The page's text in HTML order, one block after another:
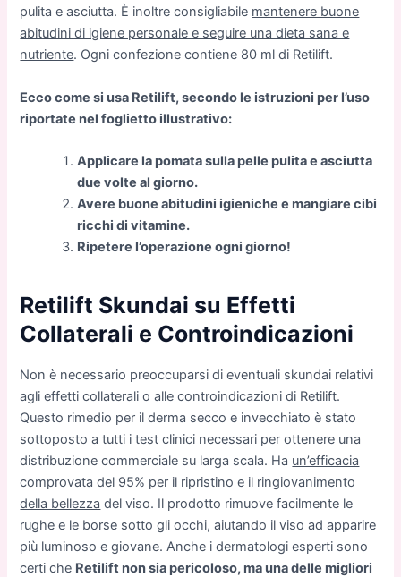
pulita e asciutta. È inoltre consigliabile mantenere buone
abitudini di igiene personale e seguire una dieta sana e
nutriente. Ogni confezione contiene 80 ml di Retilift.
Ecco come si usa Retilift, secondo le istruzioni per l’uso
riportate nel foglietto illustrativo:
Applicare la pomata sulla pelle pulita e asciutta
due volte al giorno.
Avere buone abitudini igieniche e mangiare cibi
ricchi di vitamine.
Ripetere l’operazione ogni giorno!
Retilift Skundai su Effetti
Collaterali e Controindicazioni
Non è necessario preoccuparsi di eventuali skundai relativi
agli effetti collaterali o alle controindicazioni di Retilift.
Questo rimedio per il derma secco e invecchiato è stato
sottoposto a tutti i test clinici necessari per ottenere una
distribuzione commerciale su larga scala. Ha un’efficacia
comprovata del 95% per il ripristino e il ringiovanimento
della bellezza del viso. Il prodotto rimuove facilmente le
rughe e le borse sotto gli occhi, aiutando il viso ad apparire
più luminoso e giovane. Anche i dermatologi esperti sono
certi che Retilift non sia pericoloso, ma una delle migliori